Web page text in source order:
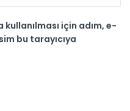
için adım, e-
bu tarayıcıya